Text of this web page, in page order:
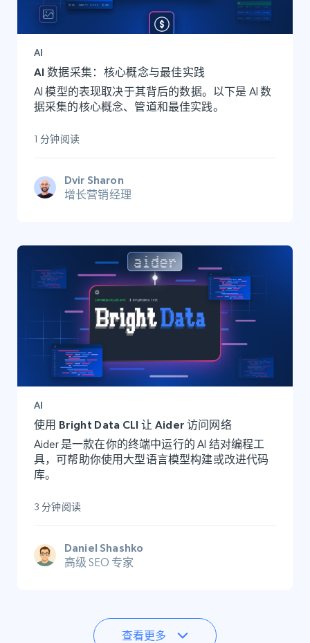
AI
AI 数据采集：核心概念与最佳实践
AI 模型的表现取决于其背后的数据。以下是 AI 数
据采集的核心概念、管道和最佳实践。
1 分钟阅读
Dvir Sharon
增长营销经理
AI
使用 Bright Data CLI 让 Aider 访问网络
Aider 是一款在你的终端中运行的 AI 结对编程工
具，可帮助你使用大型语言模型构建或改进代码
库。
3 分钟阅读
Daniel Shashko
高级 SEO 专家
查看更多